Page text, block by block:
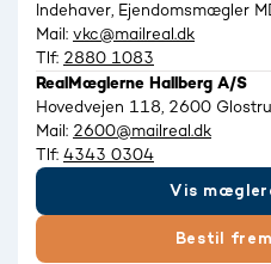
Indehaver, Ejendomsmægler
Mail: vkc@mailreal.dk
Tlf: 2880 1083
RealMæglerne Hallberg A/S
Hovedvejen 118, 2600
Mail: 2600@mailreal.dk
Tlf: 4343 0304
Vis
Bestil